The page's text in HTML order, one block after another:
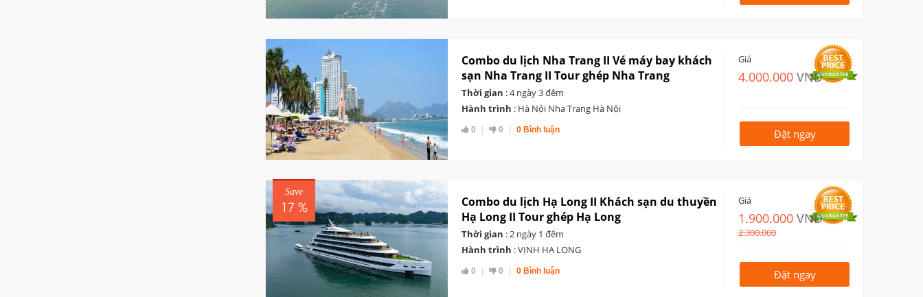
Combo du lịch Nha Trang II Vé máy bay khách
sạn Nha Trang II Tour ghép Nha Trang
Thời gian : 4 ngày 3 đêm
Hành trình : Hà Nội Nha Trang Hà Nội
0 0 0 Bình luận
Giá
4.000.000 VNĐ
Đặt ngay
Save
17 %
Combo du lịch Hạ Long II Khách sạn du thuyền
Hạ Long II Tour ghép Hạ Long
Thời gian : 2 ngày 1 đêm
Hành trình : VỊNH HẠ LONG
0 0 0 Bình luận
Giá
1.900.000 VNĐ
2.300.000
Đặt ngay